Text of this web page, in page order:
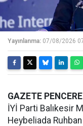
Yayınlanma: 07/08/2026
GAZETE
İYİ Parti Balıkesir
Heybeliada